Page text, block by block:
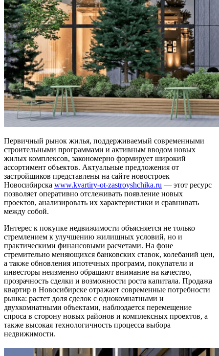
Первичный рынок жилья, поддерживаемый современными
строительными программами и активным вводом новых
жилых комплексов, закономерно формирует широкий
ассортимент объектов. Актуальные предложения от
застройщиков представлены на сайте новостроек
Новосибирска www.kvartiry-ot-zastroyshchika.ru — этот ресурс
позволяет оперативно отслеживать появление новых
проектов, анализировать их характеристики и сравнивать
между собой.
Интерес к покупке недвижимости объясняется не только
стремлением к улучшению жилищных условий, но и
практическими финансовыми расчетами. На фоне
стремительно меняющихся банковских ставок, колебаний цен,
а также обновления ипотечных программ, покупатели и
инвесторы неизменно обращают внимание на качество,
прозрачность сделки и возможности роста капитала. Продажа
квартир в Новосибирске отражает современные потребности
рынка: растет доля сделок с однокомнатными и
двухкомнатными объектами, наблюдается перемещение
спроса в сторону новых районов и комплексных проектов, а
также высокая технологичность процесса выбора
недвижимости.